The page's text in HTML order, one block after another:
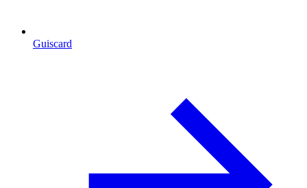
Guiscard